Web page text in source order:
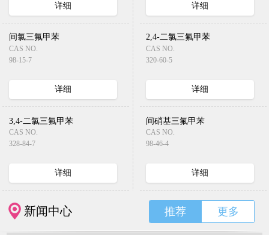
详细 详细
间氯三氟甲苯
CAS NO.
98-15-7
详细
2,4-二氯三氟甲苯
CAS NO.
320-60-5
详细
3,4-二氯三氟甲苯
CAS NO.
328-84-7
详细
间硝基三氟甲苯
CAS NO.
98-46-4
详细
新闻中心 推荐 更多